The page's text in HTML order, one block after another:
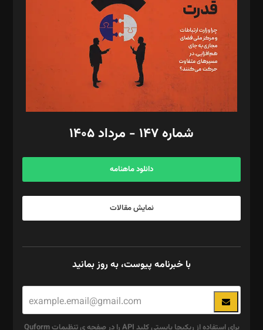
رستمی،مصطفی باستان
ویرایش: نگار استاد‌‌آقا
طراح یونیفرم: مجید توکلی
فیلمبرداری و عکاسی: امیر شفیعی، مانی لطفی زاده
گرافیک و صفحه‌آرایی: سید‌سبحان‌علی ثابت
مد‌یر توسعه تجاری: کامبیز برید‌
امور مالی: شاپور رهبری، محمد‌ کاظمی‌نیا
آگهی و مشترکین: ۰۹۱۹۹۹۹۰۴۵۴
شماره ۱۴۷ - مرداد ۱۴۰۵
دانلود ماهنامه
نمایش مقالات
با خبرنامه پیوست، به روز بمانید